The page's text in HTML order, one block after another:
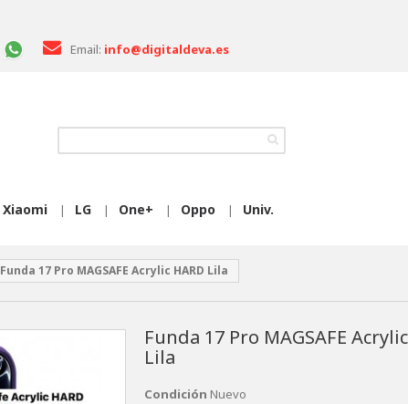
Email: info@digitaldeva.es
Xiaomi | LG | One+ | Oppo | Univ.
Funda 17 Pro MAGSAFE Acrylic HARD Lila
Funda 17 Pro MAGSAFE
Lila
Condición Nuevo